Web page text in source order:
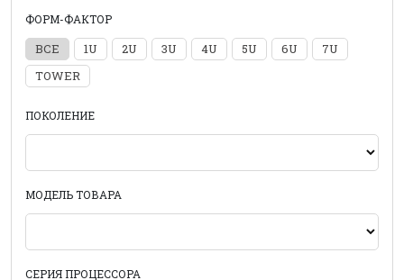
ФОРМ-ФАКТОР
ВСЕ 1U 2U 3U 4U 5U 6U
7U
TOWER
ПОКОЛЕНИЕ
МОДЕЛЬ ТОВАРА
СЕРИЯ ПРОЦЕССОРА